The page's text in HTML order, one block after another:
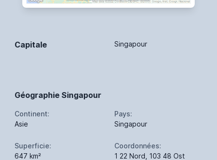
AFFICHER LA CARTE
Capitale Singapour
Géographie Singapour
Continent:
Asie
Pays:
Singapour
Superficie:
647 km²
Coordonnées:
1 22 Nord, 103 48 Ost